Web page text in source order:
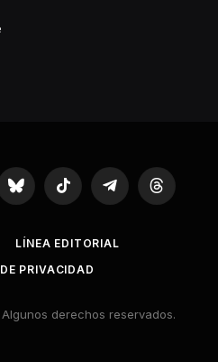
Bluesky TikTok TelegramThreads
LÍNEA EDITORIAL
PRIVACIDAD
derechos reservados.